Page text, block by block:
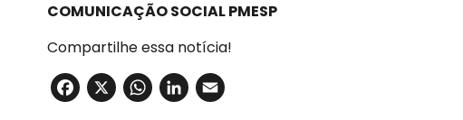
COMUNICAÇÃO SOCIAL PMESP
Compartilhe essa notícia!
Facebook
X WhatsApp
LinkedIn